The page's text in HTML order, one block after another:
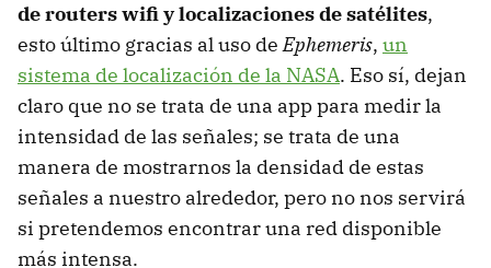
de routers wifi y localizaciones de satélites,
esto último gracias al uso deEphemeris, un
sistema de localización de la NASA. Eso sí, dejan
claro que no se trata de una app para medir la
intensidad de las señales; se trata de una
manera de mostrarnos la densidad de estas
señales a nuestro alrededor, pero no nos servirá
si pretendemos encontrar una red disponible
más intensa.